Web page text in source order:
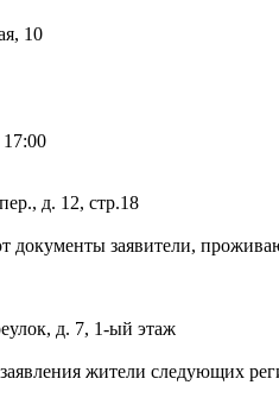
10
д. 12, стр.18
заявители,
д. 7, 1-ый этаж
жители следующих